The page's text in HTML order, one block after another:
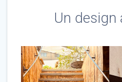
Un design